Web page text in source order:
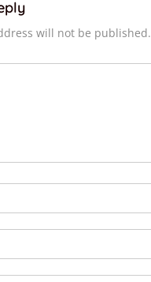
will not be published.